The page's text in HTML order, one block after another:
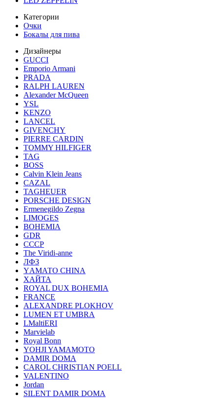
Категории
Очки
Бокалы для пива
Дизайнеры
GUCCI
Emporio Armani
PRADA
RALPH LAUREN
Alexander McQueen
YSL
KENZO
LANCEL
GIVENCHY
PIERRE CARDIN
TOMMY HILFIGER
TAG
BOSS
Calvin Klein Jeans
CAZAL
TAGHEUER
PORSCHE DESIGN
Ermenegildo Zegna
LIMOGES
BOHEMIA
GDR
СССР
The Viridi-anne
ЛФЗ
YАМАТО CHINA
ХАЙТА
ROYAL DUX BOHEMIA
FRANCE
ALEXANDRE PLOKHOV
LUMEN ET UMBRA
LMaltiERI
Marvielab
Royal Bonn
YOHJI YAMAMOTO
DAMIR DOMA
CAROL CHRISTIAN POELL
VALENTINO
Jordan
SILENT DAMIR DOMA